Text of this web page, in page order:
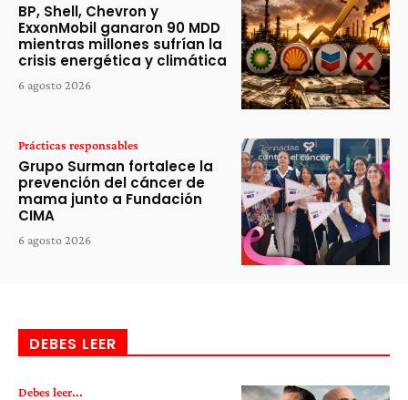
BP, Shell, Chevron y
ExxonMobil ganaron 90 MDD
mientras millones sufrían la
crisis energética y climática
6 agosto 2026
Prácticas responsables
Grupo Surman fortalece la
prevención del cáncer de
mama junto a Fundación
CIMA
6 agosto 2026
DEBES LEER
Debes leer...